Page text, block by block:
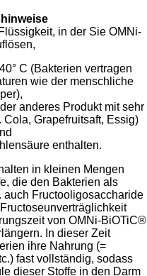
in der Sie OMNi-
C (Bakterien vertragen
wie der menschliche
anderes Produkt mit sehr
Grapefruitsaft, Essig)
enthalten.
in kleinen Mengen
die den Bakterien als
auch Fructooligosaccharide
von OMNi-BiOTiC®
In dieser Zeit
ihre Nahrung (=
fast vollständig, sodass
dieser Stoffe in den Darm